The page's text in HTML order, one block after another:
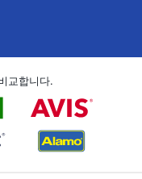
교합니다.